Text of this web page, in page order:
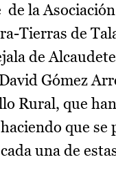
la
Tierras de
de
Gómez
Rural, que
que se
una de